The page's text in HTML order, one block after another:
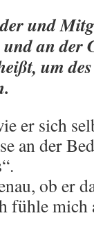
und
an der
um
er sich
an der
ob er
fühle